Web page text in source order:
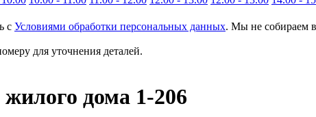
с Условиями обработки персональных данных. Мы не собираем
для уточнения деталей.
дома 1-206